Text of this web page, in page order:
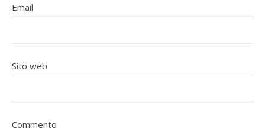
Email
Sito web
Commento